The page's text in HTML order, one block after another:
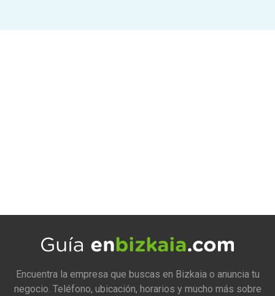
Encuentra la empresa que buscas en Bizkaia o anuncia tu
negocio. Teléfono, ubicación, horarios y mucho más sobre